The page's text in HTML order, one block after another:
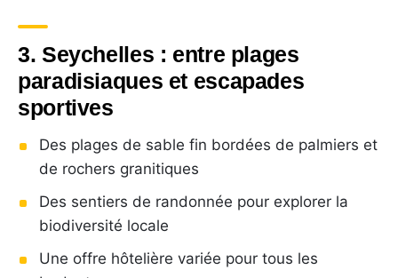
3. Seychelles : entre plages
paradisiaques et escapades
sportives
Des plages de sable fin bordées de palmiers et
de rochers granitiques
Des sentiers de randonnée pour explorer la
biodiversité locale
Une offre hôtelière variée pour tous les